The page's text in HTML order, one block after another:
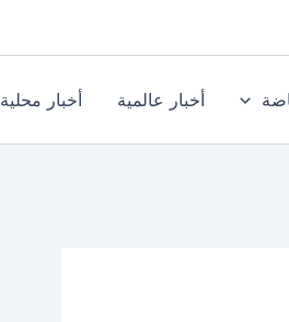
أخبار عالمية أخبار محلية